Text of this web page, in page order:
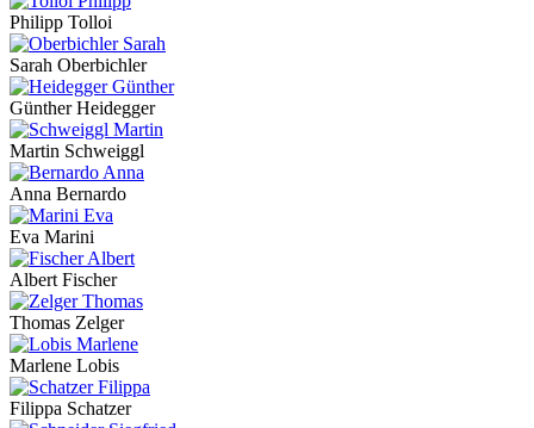
Philipp Tolloi
Sarah Oberbichler
Günther Heidegger
Martin Schweiggl
Anna Bernardo
Eva Marini
Albert Fischer
Thomas Zelger
Marlene Lobis
Filippa Schatzer